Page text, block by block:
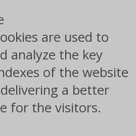
are used to
analyze the key
of the website
a better
for the visitors.